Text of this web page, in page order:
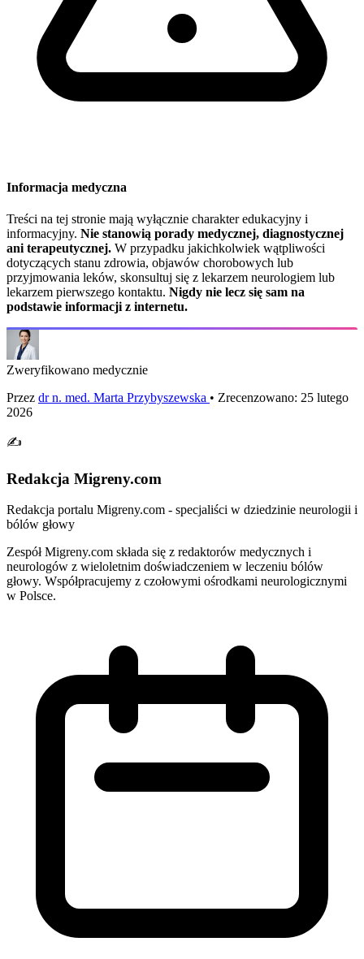
Informacja medyczna
Treści na tej stronie mają wyłącznie charakter edukacyjny i
informacyjny. Nie stanowią porady medycznej, diagnostycznej
ani terapeutycznej. W przypadku jakichkolwiek wątpliwości
dotyczących stanu zdrowia, objawów chorobowych lub
przyjmowania leków, skonsultuj się z lekarzem neurologiem lub
lekarzem pierwszego kontaktu. Nigdy nie lecz się sam na
podstawie informacji z internetu.
Zweryfikowano medycznie
Przez dr n. med. Marta Przybyszewska • Zrecenzowano: 25 lutego
2026
✍️
Redakcja Migreny.com
Redakcja portalu Migreny.com - specjaliści w dziedzinie neurologii i
bólów głowy
Zespół Migreny.com składa się z redaktorów medycznych i
neurologów z wieloletnim doświadczeniem w leczeniu bólów
głowy. Współpracujemy z czołowymi ośrodkami neurologicznymi
w Polsce.